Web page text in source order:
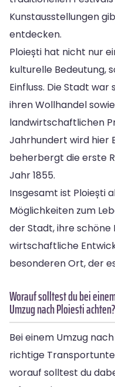
Kunstausstellungen
entdecken.
Ploiești hat nicht nur
kulturelle Bedeutung,
Einfluss. Die Stadt
ihren Wollhandel
landwirtschaftlichen
Jahrhundert wird hier
beherbergt die erste
Jahr 1855.
Insgesamt ist Ploiești
Möglichkeiten zum
der Stadt, ihre schöne
wirtschaftliche
besonderen Ort, der
Worauf solltest du bei
Umzug nach Ploiesti achten?
Bei einem Umzug
richtige
worauf solltest du